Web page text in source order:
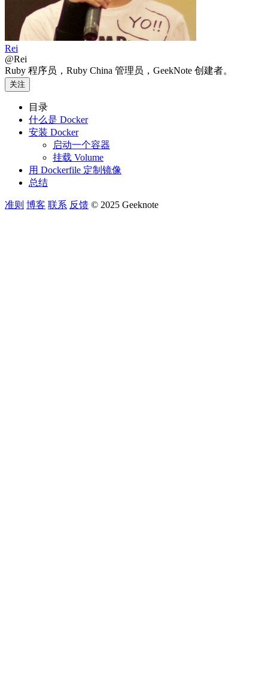
Rei
@Rei
Ruby 程序员，Ruby China 管理员，GeekNote 创建者。
关注
目录
什么是 Docker
安装 Docker
启动一个容器
挂载 Volume
用 Dockerfile 定制镜像
总结
准则 博客 联系 反馈 © 2025 Geeknote